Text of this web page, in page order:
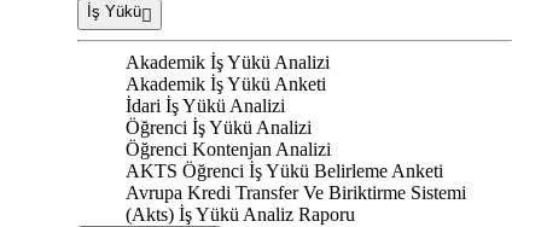
İş Yükü
Akademik İş Yükü Analizi
Akademik İş Yükü Anketi
İdari İş Yükü Analizi
Öğrenci İş Yükü Analizi
Öğrenci Kontenjan Analizi
AKTS Öğrenci İş Yükü Belirleme Anketi
Avrupa Kredi Transfer Ve Biriktirme Sistemi
(Akts) İş Yükü Analiz Raporu